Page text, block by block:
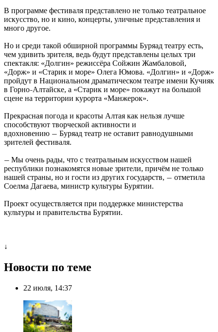
В программе фестиваля представлено не только театральное
искусство, но и кино, концерты, уличные представления и
много другое.
Но и среди такой обширной программы Буряад театру есть,
чем удивить зрителя, ведь будут представлены целых три
спектакля: «Долгин» режиссёра Сойжин Жамбаловой,
«Дорж» и «Старик и море» Олега Юмова. «Долгин» и «Дорж»
пройдут в Национальном драматическом театре имени Кучияк
в Горно–Алтайске, а «Старик и море» покажут на большой
сцене на территории курорта «Манжерок».
Прекрасная погода и красоты Алтая как нельзя лучше
способствуют творческой активности и
вдохновению — Буряад театр не оставит равнодушными
зрителей фестиваля.
— Мы очень рады, что с театральным искусством нашей
республики познакомятся новые зрители, причём не только
нашей страны, но и гости из других государств, — отметила
Соелма Дагаева, министр культуры Бурятии.
Проект осуществляется при поддержке министерства
культуры и правительства Бурятии.
↓
Новости по теме
22 июля, 14:37